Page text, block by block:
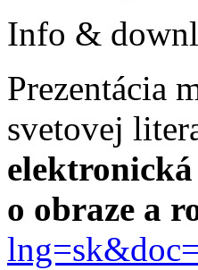
Info &
Prezentácia
svetovej
o obraze a